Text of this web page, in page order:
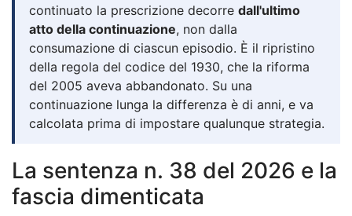
continuato la prescrizione decorre dall'ultimo
atto della continuazione, non dalla
consumazione di ciascun episodio. È il ripristino
della regola del codice del 1930, che la riforma
del 2005 aveva abbandonato. Su una
continuazione lunga la differenza è di anni, e va
calcolata prima di impostare qualunque strategia.
La sentenza n. 38 del 2026 e la
fascia dimenticata